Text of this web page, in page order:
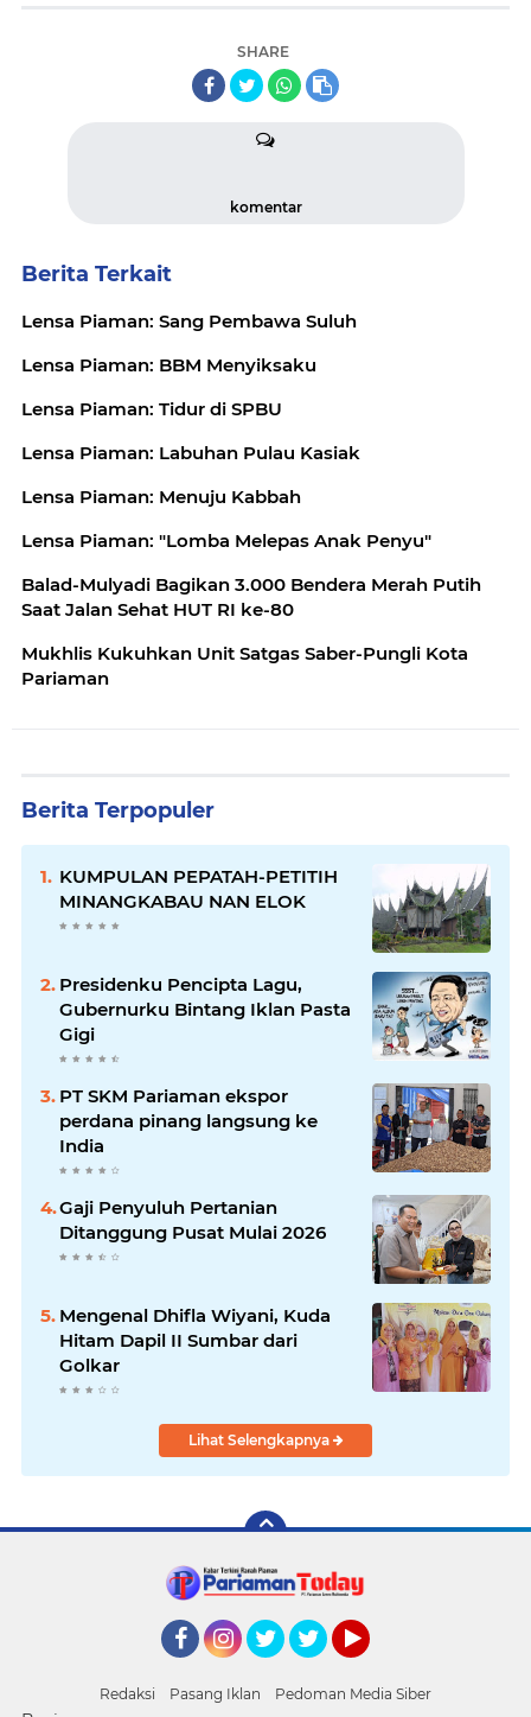
SHARE
komentar
Berita Terkait
Lensa Piaman: Sang Pembawa Suluh
Lensa Piaman: BBM Menyiksaku
Lensa Piaman: Tidur di SPBU
Lensa Piaman: Labuhan Pulau Kasiak
Lensa Piaman: Menuju Kabbah
Lensa Piaman: "Lomba Melepas Anak Penyu"
Balad-Mulyadi Bagikan 3.000 Bendera Merah Putih
Saat Jalan Sehat HUT RI ke-80
Mukhlis Kukuhkan Unit Satgas Saber-Pungli Kota
Pariaman
Berita Terpopuler
KUMPULAN PEPATAH-PETITIH
MINANGKABAU NAN ELOK
Presidenku Pencipta Lagu,
Gubernurku Bintang Iklan Pasta
Gigi
PT SKM Pariaman ekspor
perdana pinang langsung ke
India
Gaji Penyuluh Pertanian
Ditanggung Pusat Mulai 2026
Mengenal Dhifla Wiyani, Kuda
Hitam Dapil II Sumbar dari
Golkar
Lihat Selengkapnya
Redaksi Pasang Iklan Pedoman Media Siber